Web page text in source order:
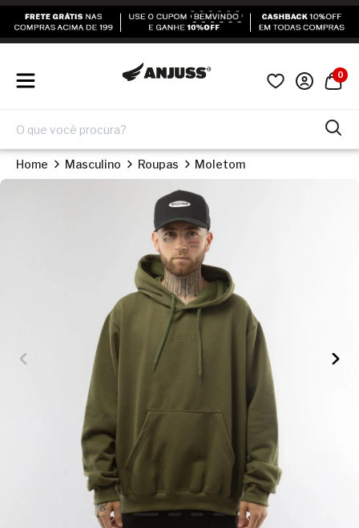
0
Home Masculino Roupas Moletom